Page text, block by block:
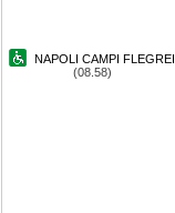
NAPOLI CAMPI FLEGREI
(08.58)